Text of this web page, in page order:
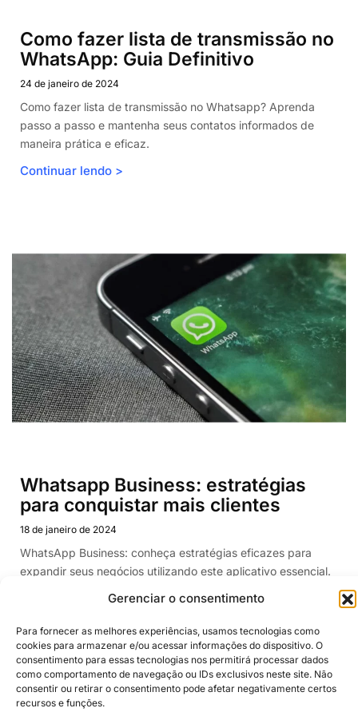
Como fazer lista de transmissão no
WhatsApp: Guia Definitivo
24 de janeiro de 2024
Como fazer lista de transmissão no Whatsapp? Aprenda
passo a passo e mantenha seus contatos informados de
maneira prática e eficaz.
Continuar lendo >
Whatsapp Business: estratégias
para conquistar mais clientes
18 de janeiro de 2024
WhatsApp Business: conheça estratégias eficazes para
expandir seus negócios utilizando este aplicativo essencial.
Continuar lendo >